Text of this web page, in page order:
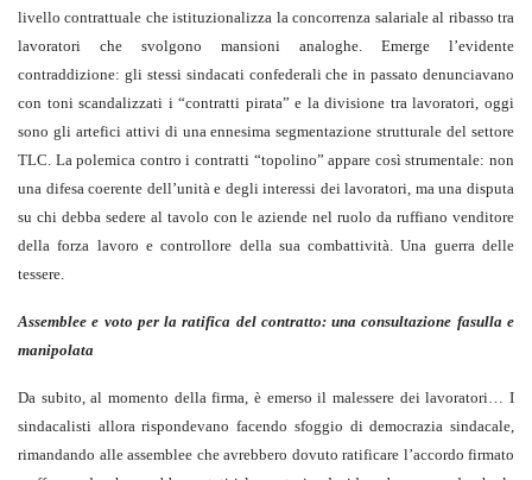
livello contrattuale che istituzionalizza la concorrenza salariale al ribasso tra
lavoratori che svolgono mansioni analoghe. Emerge l’evidente
contraddizione: gli stessi sindacati confederali che in passato denunciavano
con toni scandalizzati i “contratti pirata” e la divisione tra lavoratori, oggi
sono gli artefici attivi di una ennesima segmentazione strutturale del settore
TLC. La polemica contro i contratti “topolino” appare così strumentale: non
una difesa coerente dell’unità e degli interessi dei lavoratori, ma una disputa
su chi debba sedere al tavolo con le aziende nel ruolo da ruffiano venditore
della forza lavoro e controllore della sua combattività. Una guerra delle
tessere.
Assemblee e voto per la ratifica del contratto: una consultazione fasulla e
manipolata
Da subito, al momento della firma, è emerso il malessere dei lavoratori… I
sindacalisti allora rispondevano facendo sfoggio di democrazia sindacale,
rimandando alle assemblee che avrebbero dovuto ratificare l’accordo firmato